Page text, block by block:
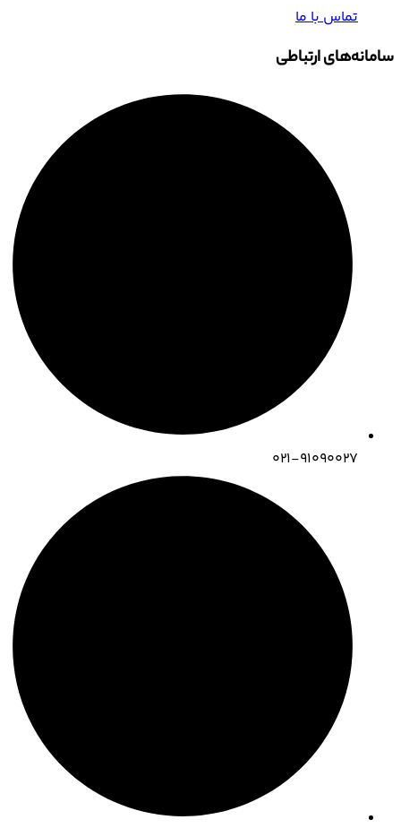
تماس با ما
سامانه‌های ارتباطی
۰۲۱-۹۱۰۹۰۰۲۷